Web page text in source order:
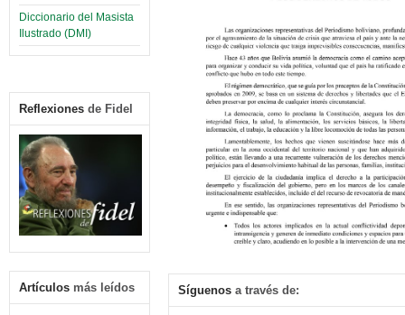
Diccionario del Masista
Ilustrado (DMI)
Reflexiones de Fidel
Artículos más leídos Síguenos a través de: